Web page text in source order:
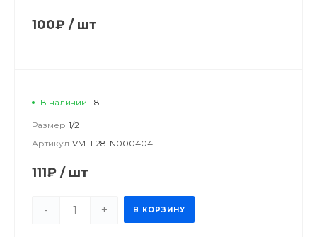
100₽ / шт
В наличии 18
Размер 1/2
Артикул VMTF28-N000404
111₽ / шт
- + В КОРЗИНУ